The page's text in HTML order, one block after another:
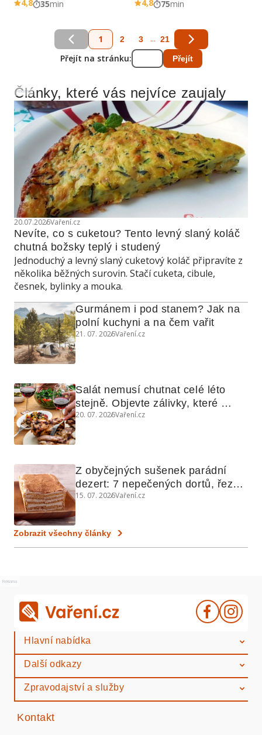
4,8 35min 4,8 75min
1 2 3 ... 21
Přejít na stránku: Přejít
Reklama
Články, které vás nejvíce zaujaly
20.07.2026Vaření.cz
Nevíte, co s cuketou? Tento levný slaný koláč
chutná božsky teplý i studený
Jednoduchý a levný slaný cuketový koláč připravíte z
několika běžných surovin. Stačí cuketa, cibule,
česnek, bylinky a mouka.
Gurmánem i pod stanem? Jak na
polní kuchyni a na čem vařit
21. 07. 2026Vaření.cz
Salát nemusí chutnat celé léto
stejně. Objevte zálivky, které
využijete i na maso, nudle nebo
20. 07. 2026Vaření.cz
Z obyčejných sušenek parádní
dezert: 7 nepečených dortů, řezů
a koláčů
15. 07. 2026Vaření.cz
Zobrazit všechny články
Reklama
Hlavní nabídka
Další odkazy
Zpravodajství a služby
Kontakt